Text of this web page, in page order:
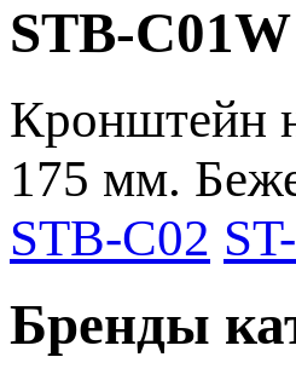
STB-
Кронштейн
175 мм.
STB-C02
Бренды